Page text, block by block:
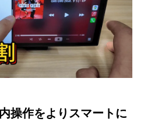
操作をよりスマートに